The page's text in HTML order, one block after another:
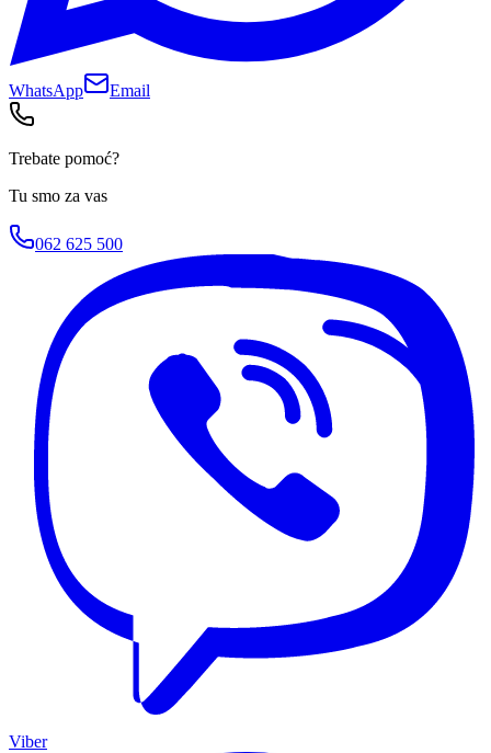
WhatsApp Email
Trebate pomoć?
Tu smo za vas
062 625 500
Viber